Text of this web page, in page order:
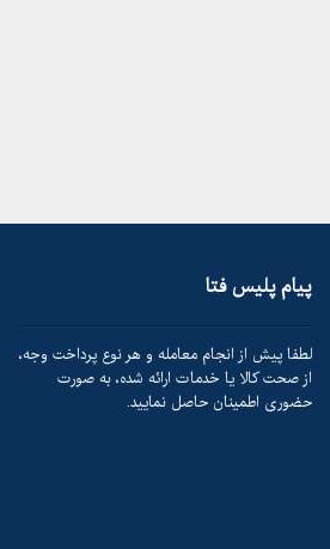
پیام پلیس فتا
لطفا پیش از انجام معامله و هر نوع پرداخت وجه،
از صحت کالا یا خدمات ارائه شده، به صورت
حضوری اطمینان حاصل نمایید.